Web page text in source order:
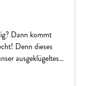
Dann kommt
Denn dieses
ausgeklügeltes
Akku. Dazu kommt